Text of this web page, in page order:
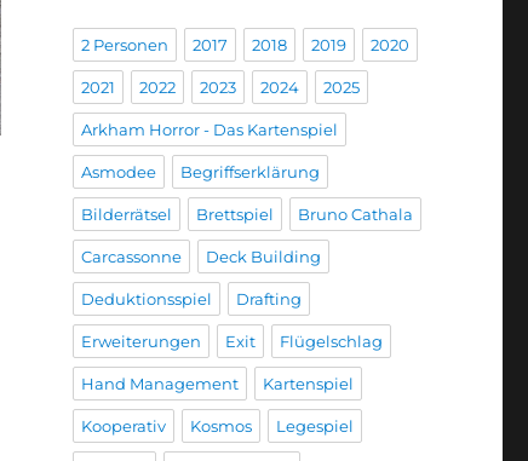
2 Personen 2017 2018 2019 2020
2021 2022 2023 2024 2025
Arkham Horror - Das Kartenspiel
Asmodee Begriffserklärung
Bilderrätsel Brettspiel Bruno Cathala
Carcassonne Deck Building
Deduktionsspiel Drafting
Erweiterungen Exit Flügelschlag
Hand Management Kartenspiel
Kooperativ Kosmos Legespiel